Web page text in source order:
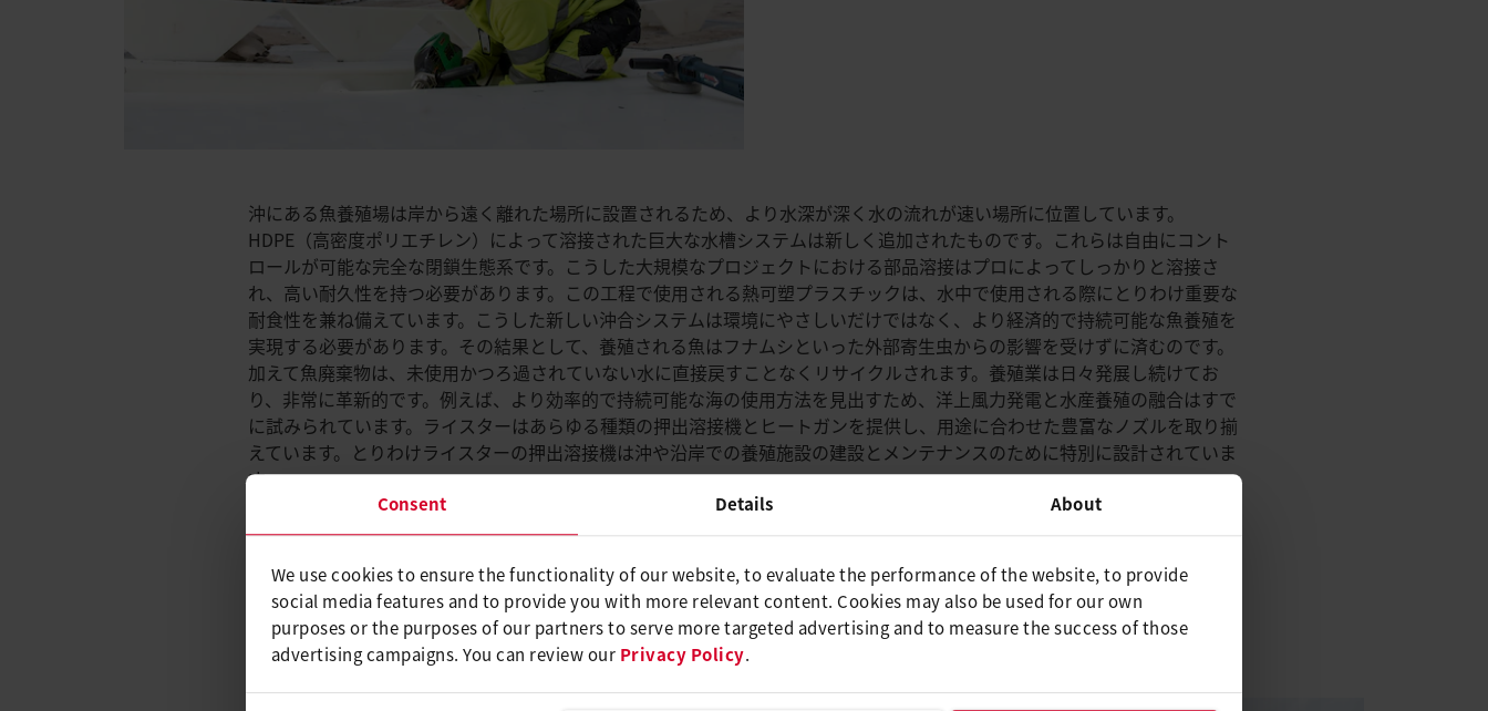
Consent Details About
We use cookies to ensure the functionality of our website, to evaluate the performance of the website, to provide
social media features and to provide you with more relevant content. Cookies may also be used for our own
purposes or the purposes of our partners to serve more targeted advertising and to measure the success of those
advertising campaigns. You can review our Privacy Policy.
沖にある魚養殖場は岸から遠く離れた場所に設置されるため、より水深が深く水の流れが速い場所に位置しています。
HDPE（高密度ポリエチレン）によって溶接された巨大な水槽システムは新しく追加されたものです。これらは自由にコント
ロールが可能な完全な閉鎖生態系です。こうした大規模なプロジェクトにおける部品溶接はプロによってしっかりと溶接さ
れ、高い耐久性を持つ必要があります。この工程で使用される熱可塑プラスチックは、水中で使用される際にとりわけ重要な
耐食性を兼ね備えています。こうした新しい沖合システムは環境にやさしいだけではなく、より経済的で持続可能な魚養殖を
実現する必要があります。その結果として、養殖される魚はフナムシといった外部寄生虫からの影響を受けずに済むのです。
加えて魚廃棄物は、未使用かつろ過されていない水に直接戻すことなくリサイクルされます。養殖業は日々発展し続けてお
り、非常に革新的です。例えば、より効率的で持続可能な海の使用方法を見出すため、洋上風力発電と水産養殖の融合はすで
に試みられています。ライスターはあらゆる種類の押出溶接機とヒートガンを提供し、用途に合わせた豊富なノズルを取り揃
えています。とりわけライスターの押出溶接機は沖や沿岸での養殖施設の建設とメンテナンスのために特別に設計されていま
す。
フィルムライナー、魚養殖用プール
魚養殖場は防水仕様の溶接を行うためにジオメンブレンによって構成されています。水の消費量は削減され、養殖場の下の地
上は水漏れからしっかりと保護されます。